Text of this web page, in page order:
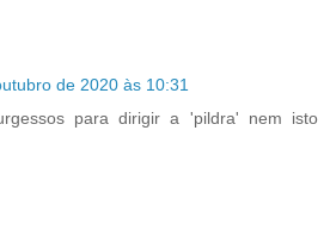
de 2020 às 10:31
para dirigir a 'pildra' nem isto